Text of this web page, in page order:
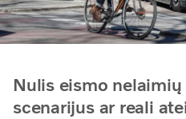
Nulis eismo
scenarijus ar reali